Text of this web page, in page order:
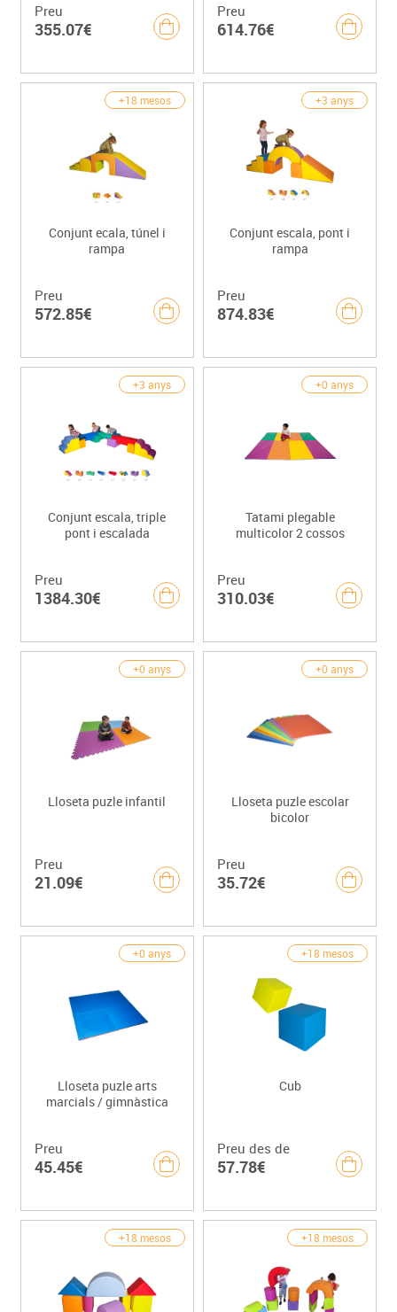
Preu
355.07€
Preu
614.76€
+18 mesos
Conjunt ecala, túnel i
rampa
Preu
572.85€
+3 anys
Conjunt escala, pont i
rampa
Preu
874.83€
+3 anys
Conjunt escala, triple
pont i escalada
Preu
1384.30€
+0 anys
Tatami plegable
multicolor 2 cossos
Preu
310.03€
+0 anys
Lloseta puzle infantil
Preu
21.09€
+0 anys
Lloseta puzle escolar
bicolor
Preu
35.72€
+0 anys
Lloseta puzle arts
marcials / gimnàstica
Preu
45.45€
+18 mesos
Cub
Preu des de
57.78€
+18 mesos +18 mesos